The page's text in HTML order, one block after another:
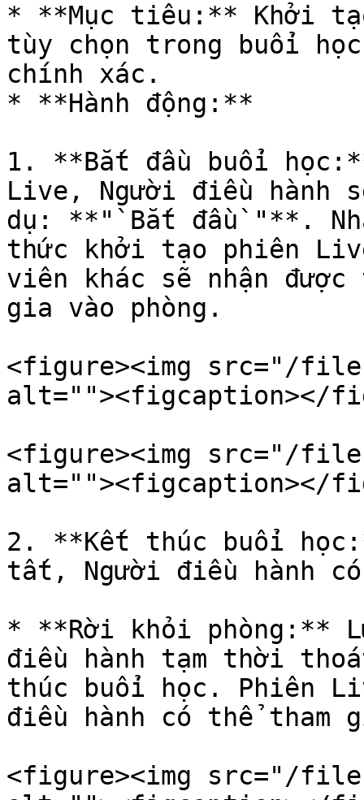
* **Mục tiêu:** Khởi
tùy chọn trong buổi
chính xác.
* **Hành động:**
1. **Bắt đầu buổi
Live, Người điều hành
dụ: **"`Bắt đầu`"**.
thức khởi tạo phiên
viên khác sẽ nhận
gia vào phòng.
<figure><img src="/files/
alt=""><figcaption></
<figure><img src="/files/
alt=""><figcaption></
2. **Kết thúc buổi
tất, Người điều hành
* **Rời khỏi phòng:**
điều hành tạm thời
thúc buổi học. Phiên
điều hành có thể
<figure><img src="/